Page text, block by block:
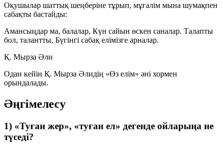
Оқушылар шаттық шеңберіне тұрып, мұғалім мына шумақпен
сабақты бастайды:
Амансыңдар ма, балалар, Күн сайын өскен саналар. Талапты
бол, талантты, Бүгінгі сабақ елімізге арналар.
Қ. Мырза Әли
Одан кейін Қ. Мырза Әлидің «Өз елім» әні хормен
орындалады.
Әңгімелесу
1) «Туған жер», «туған ел» дегенде ойларыңа не
түседі?